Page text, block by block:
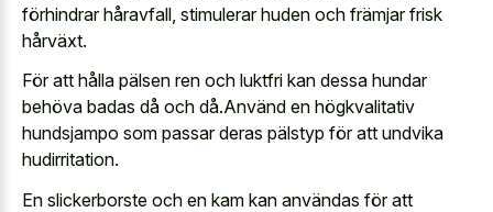
förhindrar håravfall, stimulerar huden och främjar frisk
hårväxt.
För att hålla pälsen ren och luktfri kan dessa hundar
behöva badas då och då.Använd en högkvalitativ
hundsjampo som passar deras pälstyp för att undvika
hudirritation.
En slickerborste och en kam kan användas för att